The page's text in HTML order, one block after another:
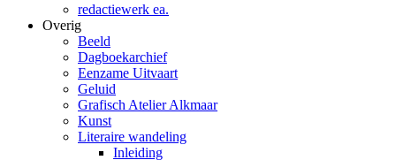
redactiewerk ea.
Overig
Beeld
Dagboekarchief
Eenzame Uitvaart
Geluid
Grafisch Atelier Alkmaar
Kunst
Literaire wandeling
Inleiding